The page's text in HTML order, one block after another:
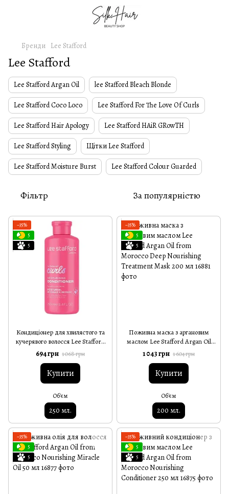
Бренди Lee Stafford
Lee Stafford
Lee Stafford Argan Oil lee Stafford Bleach Blonde
Lee Stafford Coco Loco Lee Stafford For The Love Of Curls
Lee Stafford Hair Apology Lee Stafford HAiR GRowTH
Lee Stafford Styling Щітки Lee Stafford
Lee Stafford Moisture Burst Lee Stafford Colour Guarded
Фільтр За популярністю
−35%
5
5
Кондиціонер для хвилястого та
кучерявого волосся Lee Stafford
For The Love Of Curls Conditioner
250 мл
694 грн 1 068 грн
Купити
Об'єм
250 мл.
−35%
5
5
Поживна маска з аргановим
маслом Lee Stafford Argan Oil
from Morocco Deep Nourishing
Treatment Mask 200 мл
1 043 грн 1 604 грн
Купити
Об'єм
200 мл.
−35%
5
5
−35%
5
5